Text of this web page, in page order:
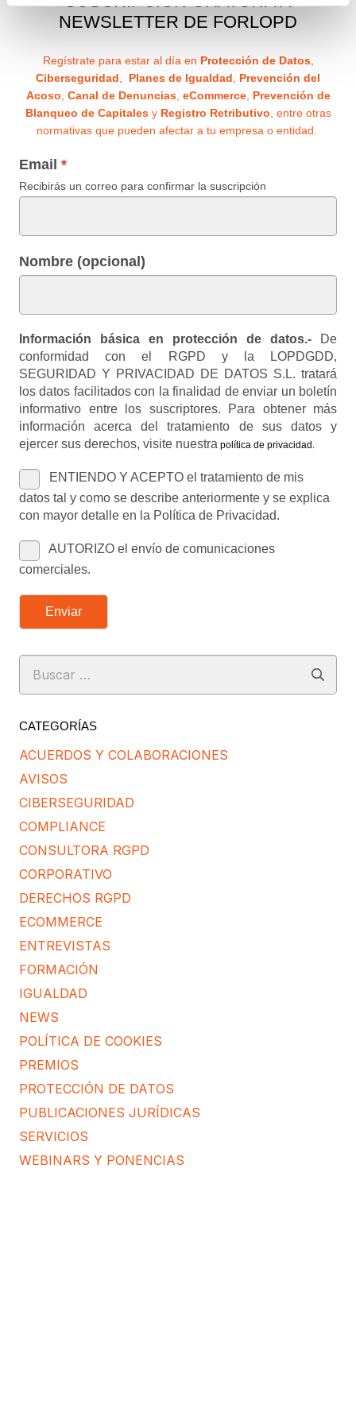
NEWSLETTER DE FORLOPD
Regístrate para estar al día en Protección de Datos,
Ciberseguridad, Planes de Igualdad, Prevención del
Acoso, Canal de Denuncias, eCommerce, Prevención de
Blanqueo de Capitalesy Registro Retributivo, entre otras
normativas que pueden afectar a tu empresa o entidad.
Email
Recibirás un correo para confirmar la suscripción
Nombre (opcional)
Información básica en protección de datos.- De
conformidad con el RGPD y la LOPDGDD,
SEGURIDAD Y PRIVACIDAD DE DATOS S.L. tratará
los datos facilitados con la finalidad de enviar un boletín
informativo entre los suscriptores. Para obtener más
información acerca del tratamiento de sus datos y
ejercer sus derechos, visite nuestra política de privacidad .
ENTIENDO Y ACEPTO el tratamiento de mis
datos tal y como se describe anteriormente y se explica
con mayor detalle en la Política de Privacidad.
AUTORIZO el envío de comunicaciones
comerciales.
Enviar
Buscar:
CATEGORÍAS
ACUERDOS Y COLABORACIONES
AVISOS
CIBERSEGURIDAD
COMPLIANCE
CONSULTORA RGPD
CORPORATIVO
DERECHOS RGPD
ECOMMERCE
ENTREVISTAS
FORMACIÓN
IGUALDAD
NEWS
POLÍTICA DE COOKIES
PREMIOS
PROTECCIÓN DE DATOS
PUBLICACIONES JURÍDICAS
SERVICIOS
WEBINARS Y PONENCIAS